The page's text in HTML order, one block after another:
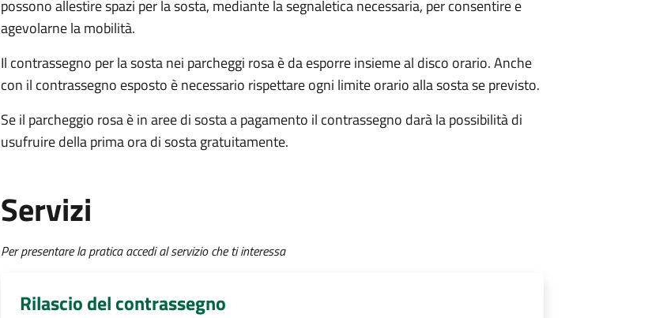
possono allestire spazi per la sosta, mediante la segnaletica necessaria, per consentire e
agevolarne la mobilità.
Il contrassegno per la sosta nei parcheggi rosa è da esporre insieme al disco orario. Anche
con il contrassegno esposto è necessario rispettare ogni limite orario alla sosta se previsto.
Se il parcheggio rosa è in aree di sosta a pagamento il contrassegno darà la possibilità di
usufruire della prima ora di sosta gratuitamente.
Servizi
Per presentare la pratica accedi al servizio che ti interessa
Rilascio del contrassegno